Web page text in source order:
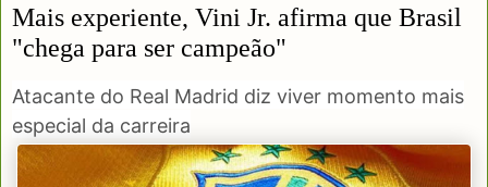
Mais experiente, Vini Jr. afirma que Brasil
"chega para ser campeão"
Atacante do Real Madrid diz viver momento mais
especial da carreira